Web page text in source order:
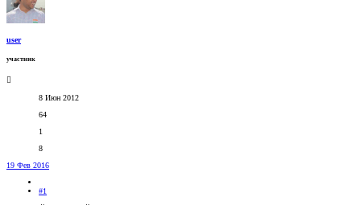
user
участник
8 Июн 2012
64
1
8
19 Фев 2016
#1